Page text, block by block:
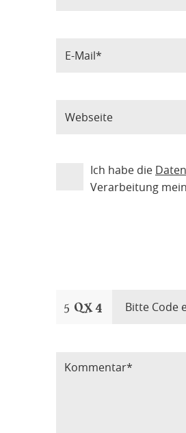
Ich habe die
Verarbeitung